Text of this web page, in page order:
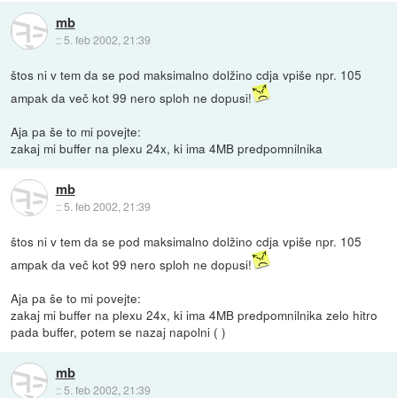
mb
:: 5. feb 2002, 21:39
štos ni v tem da se pod maksimalno dolžino cdja vpiše npr. 105
ampak da več kot 99 nero sploh ne dopusi!
Aja pa še to mi povejte:
zakaj mi buffer na plexu 24x, ki ima 4MB predpomnilnika
mb
::5. feb 2002, 21:39
štos ni v tem da se pod maksimalno dolžino cdja vpiše npr. 105
ampak da več kot 99 nero sploh ne dopusi!
Aja pa še to mi povejte:
zakaj mi buffer na plexu 24x, ki ima 4MB predpomnilnika zelo hitro
pada buffer, potem se nazaj napolni ( )
mb
:: 5. feb 2002, 21:39